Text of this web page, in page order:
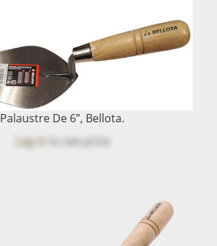
Palaustre De 6”, Bellota.
Log into see price